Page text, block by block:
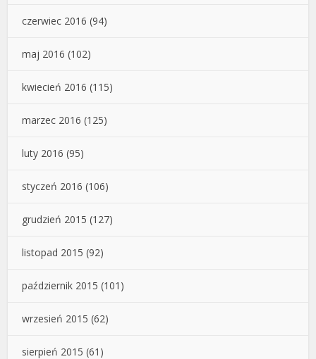
czerwiec 2016 (94)
maj 2016 (102)
kwiecień 2016 (115)
marzec 2016 (125)
luty 2016 (95)
styczeń 2016 (106)
grudzień 2015 (127)
listopad 2015 (92)
październik 2015 (101)
wrzesień 2015 (62)
sierpień 2015 (61)